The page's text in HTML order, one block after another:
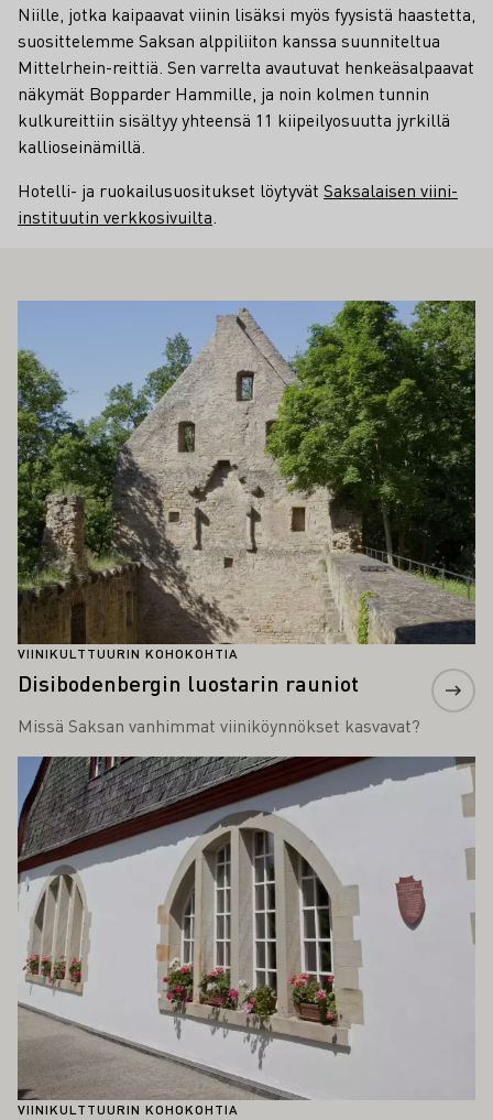
Niille, jotka kaipaavat viinin lisäksi myös fyysistä haastetta,
suosittelemme Saksan alppiliiton kanssa suunniteltua
Mittelrhein-reittiä. Sen varrelta avautuvat henkeäsalpaavat
näkymät Bopparder Hammille, ja noin kolmen tunnin
kulkureittiin sisältyy yhteensä 11 kiipeilyosuutta jyrkillä
kallioseinämillä.
Hotelli- ja ruokailusuositukset löytyvät Saksalaisen viini-
instituutin verkkosivuilta
KIINNOSTAA SINUA
VIINIKULTTUURIN KOHOKOHTIA
Disibodenbergin luostarin rauniot
Missä Saksan vanhimmat viiniköynnökset kasvavat?
VIINIKULTTUURIN KOHOKOHTIA
Lue lisää